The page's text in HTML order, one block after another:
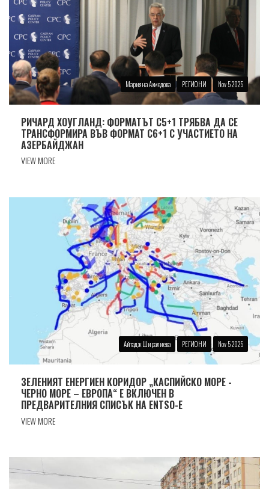
Марияна Ахмедова РЕГИОНИ Nov 5 2025
РИЧАРД ХОУГЛАНД: ФОРМАТЪТ C5+1 ТРЯБВА ДА СЕ
ТРАНСФОРМИРА ВЪВ ФОРМАТ C6+1 С УЧАСТИЕТО НА
АЗЕРБАЙДЖАН
VIEW MORE
Айтадж Ширалиева РЕГИОНИ Nov 5 2025
ЗЕЛЕНИЯТ ЕНЕРГИЕН КОРИДОР „КАСПИЙСКО МОРЕ -
ЧЕРНО МОРЕ – ЕВРОПА“ Е ВКЛЮЧЕН В
ПРЕДВАРИТЕЛНИЯ СПИСЪК НА ENTSO-Е
VIEW MORE